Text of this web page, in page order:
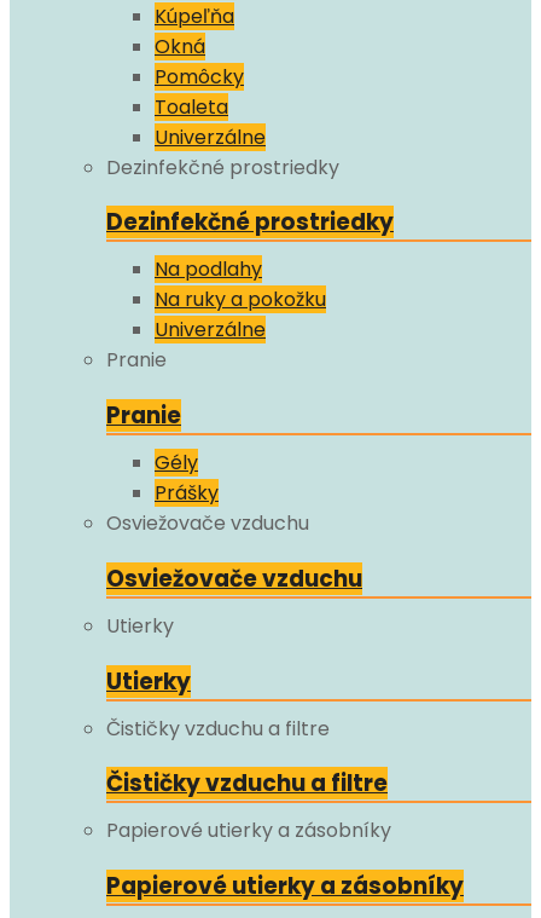
Kúpeľňa
Okná
Pomôcky
Toaleta
Univerzálne
Dezinfekčné prostriedky
Dezinfekčné prostriedky
Na podlahy
Na ruky a pokožku
Univerzálne
Pranie
Pranie
Gély
Prášky
Osviežovače vzduchu
Osviežovače vzduchu
Utierky
Utierky
Čističky vzduchu a filtre
Čističky vzduchu a filtre
Papierové utierky a zásobníky
Papierové utierky a zásobníky